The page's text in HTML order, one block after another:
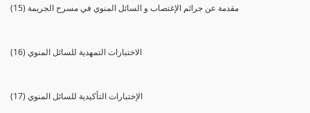
(15) مقدمة عن جرائم الإغتصاب و السائل المنوي في مسرح الجريمة
(16) الاختبارات التمهدية للسائل المنوي
(17) الإختبارات التأكيدية للسائل المنوي